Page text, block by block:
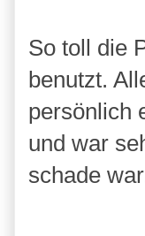
So toll die
benutzt.
persönlich
und war
schade